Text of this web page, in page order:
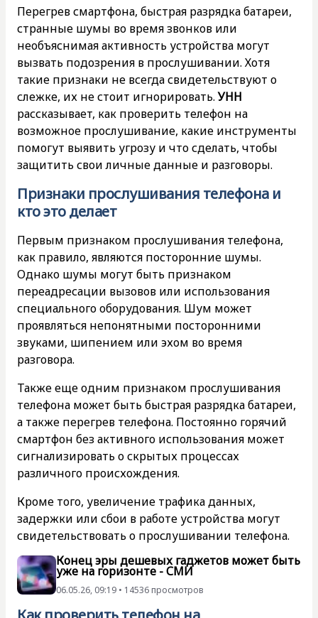
Перегрев смартфона, быстрая разрядка батареи,
странные шумы во время звонков или
необъяснимая активность устройства могут
вызвать подозрения в прослушивании. Хотя
такие признаки не всегда свидетельствуют о
слежке, их не стоит игнорировать.УНН
рассказывает, как проверить телефон на
возможное прослушивание, какие инструменты
помогут выявить угрозу и что сделать, чтобы
защитить свои личные данные и разговоры.
Признаки прослушивания телефона и
кто это делает
Первым признаком прослушивания телефона,
как правило, являются посторонние шумы.
Однако шумы могут быть признаком
переадресации вызовов или использования
специального оборудования. Шум может
проявляться непонятными посторонними
звуками, шипением или эхом во время
разговора.
Также еще одним признаком прослушивания
телефона может быть быстрая разрядка батареи,
а также перегрев телефона. Постоянно горячий
смартфон без активного использования может
сигнализировать о скрытых процессах
различного происхождения.
Кроме того, увеличение трафика данных,
задержки или сбои в работе устройства могут
свидетельствовать о прослушивании телефона.
Конец эры дешевых гаджетов может быть
уже на горизонте - СМИ
06.05.26, 09:19 • 14536 просмотров